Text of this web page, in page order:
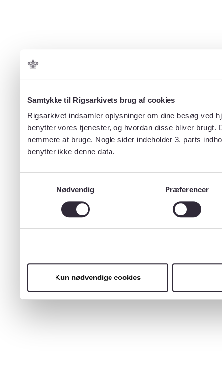
Samtykke til Rigsarkivets brug af cookies
Rigsarkivet indsamler oplysninger om dine besøg ved
benytter vores tjenester, og hvordan disse bliver
nemmere at bruge. Nogle sider indeholder 3. parts
benytter ikke denne data.
Nødvendig
Præferencer
Kun nødvendige cookies